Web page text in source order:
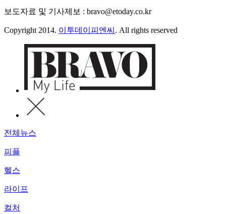
보도자료 및 기사제보 : bravo@etoday.co.kr
Copyright 2014. 이투데이피엔씨 . All rights reserved
전체뉴스
피플
헬스
라이프
컬처